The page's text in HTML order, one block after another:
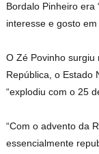
Bordalo Pinheiro era
interesse e gosto
O Zé Povinho surgiu
República, o Estado
“explodiu com o 25
“Com o advento da
essencialmente